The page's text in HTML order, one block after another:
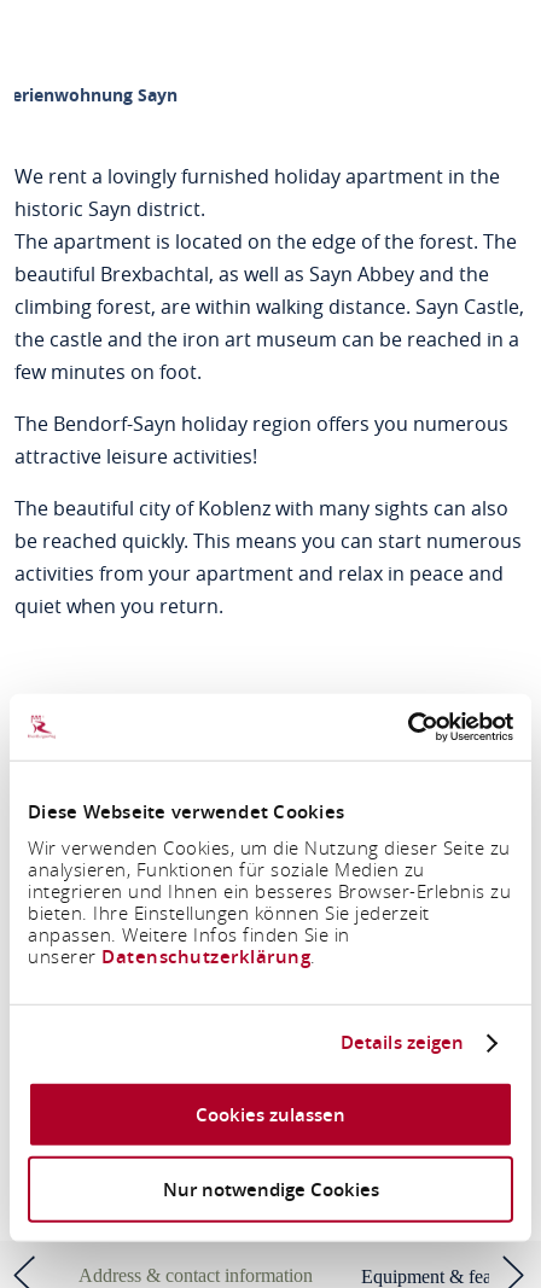
Diese Webseite verwendet Cookies
Wir verwenden Cookies, um die Nutzung dieser Seite zu
analysieren, Funktionen für soziale Medien zu
integrieren und Ihnen ein besseres Browser-Erlebnis zu
bieten. Ihre Einstellungen können Sie jederzeit
anpassen. Weitere Infos finden Sie in
unserer Datenschutzerklärung
Details zeigen
Cookies zulassen
Nur notwendige Cookies
Ferienwohnung Sayn
We rent a lovingly furnished holiday apartment in the
historic Sayn district.
The apartment is located on the edge of the forest. The
beautiful Brexbachtal, as well as Sayn Abbey and the
climbing forest, are within walking distance. Sayn Castle,
the castle and the iron art museum can be reached in a
few minutes on foot.
The Bendorf-Sayn holiday region offers you numerous
attractive leisure activities!
The beautiful city of Koblenz with many sights can also
be reached quickly. This means you can start numerous
activities from your apartment and relax in peace and
quiet when you return.
Period
SEARCH FOR ACCOMMODATION
Ferienwohnung Sayn
Address & contact information Equipment & features